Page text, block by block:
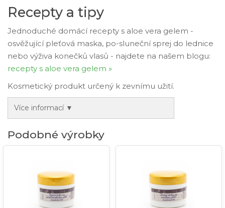
Recepty a tipy
Jednoduché domácí recepty s aloe vera gelem -
osvěžující pleťová maska, po-sluneční sprej do lednice
nebo výživa konečků vlasů - najdete na našem blogu:
recepty s aloe vera gelem »
Kosmetický produkt určený k zevnímu užití.
Více informací ▼
Podobné výrobky